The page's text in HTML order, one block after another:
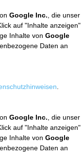
Google Inc. , die unser
auf "Inhalte anzeigen"
Inhalte von Google
Daten an
Google Inc. , die unser
auf "Inhalte anzeigen"
Inhalte von Google
Daten an